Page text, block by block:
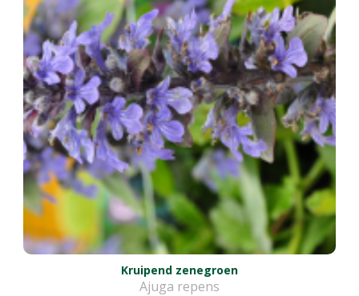
Kruipend zenegroen
Ajuga repens